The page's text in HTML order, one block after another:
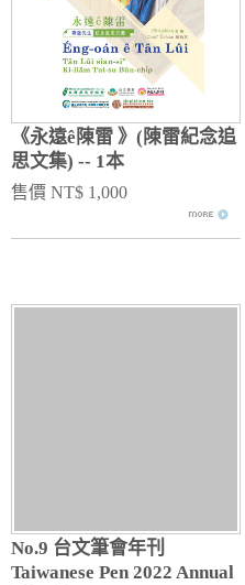
《永遠ê陳雷 》(陳雷紀念追
思文集) -- 1本
售價 NT$ 1,000
No.9 台文筆會年刊
Taiwanese Pen 2022 Annual